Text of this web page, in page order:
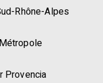
Rhône-Alpes
Provencia